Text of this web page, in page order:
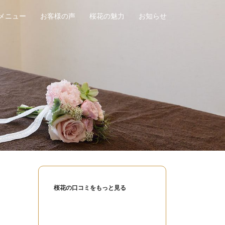
ニュー お客様の声 桜花の魅力 お知らせ
桜花の口コミをもっと見る